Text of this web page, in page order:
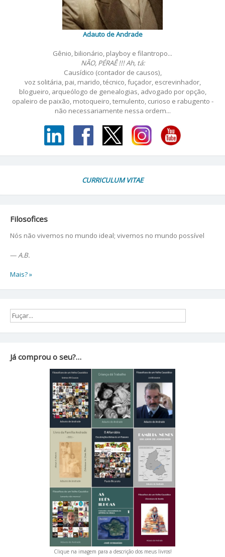
Adauto de Andrade
Gênio, bilionário, playboy e filantropo...
NÃO, PÉRAÊ !!! Ah, tá:
Causídico (contador de causos),
voz solitária, pai, marido, técnico, fuçador, escrevinhador,
blogueiro, arqueólogo de genealogias, advogado por opção,
opaleiro de paixão, motoqueiro, temulento, curioso e rabugento -
não necessariamente nessa ordem...
CURRICULUM VITAE
Filosofices
Nós não vivemos no mundo ideal; vivemos no mundo possível
— A.B.
Mais? »
Já comprou o seu?…
Clique na imagem para a descrição dos meus livros!